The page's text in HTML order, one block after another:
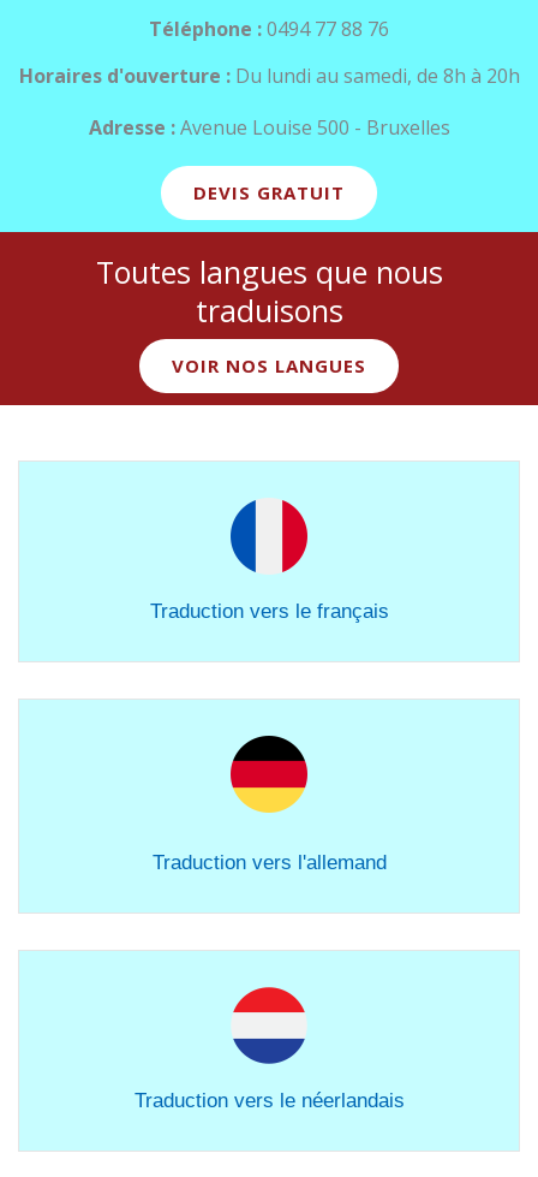
Téléphone :0494 77 88 76
Horaires d'ouverture : Du lundi au samedi, de 8h à 20h
Adresse :Avenue Louise 500 - Bruxelles
DEVIS GRATUIT
Toutes langues que nous
traduisons
VOIR NOS LANGUES
Traduction vers le français
Traduction vers l'allemand
Traduction vers le néerlandais